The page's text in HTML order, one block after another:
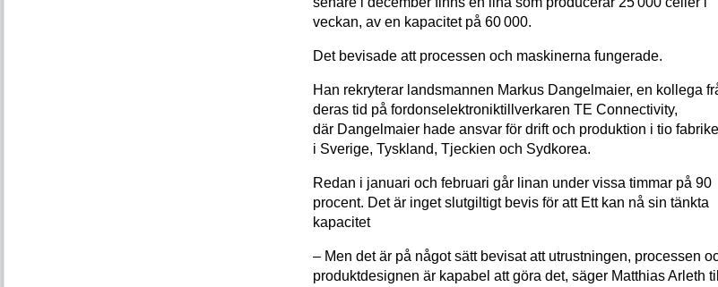
veckan, av en kapacitet på 60 000.
Det bevisade att processen och maskinerna fungerade.
Han rekryterar landsmannen Markus Dangelmaier, en kollega
deras tid på fordonselektroniktillverkaren TE Connectivity,
där Dangelmaier hade ansvar för drift och produktion i tio
i Sverige, Tyskland, Tjeckien och Sydkorea.
Redan i januari och februari går linan under vissa timmar på 90
procent. Det är inget slutgiltigt bevis för att Ett kan nå sin tänkta
kapacitet
– Men det är på något sätt bevisat att utrustningen, processen
produktdesignen är kapabel att göra det, säger Matthias Arleth till